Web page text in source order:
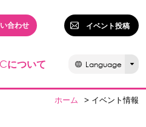
合わせ イベント投稿
について Language
ホーム > イベント情報